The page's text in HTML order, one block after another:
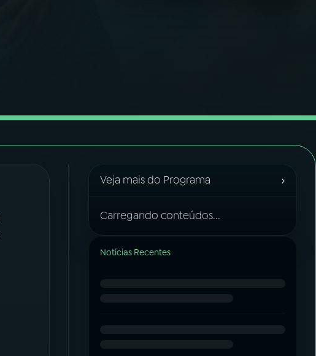
Veja mais do Programa ›
Carregando conteúdos...
Notícias Recentes